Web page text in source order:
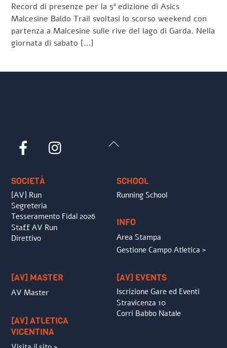
Record di presenze per la 5ª edizione di Asics
Malcesine Baldo Trail svoltasi lo scorso weekend con
partenza a Malcesine sulle rive del lago di Garda. Nella
giornata di sabato […]
Back
Facebook
SOCIETÀ
[AV] Run
Segreteria
Tesseramento Fidal 2026
Staff AV Run
Direttivo
SCHOOL
Running School
INFO
Area Stampa
Gestione Campo Atletica >
[AV] MASTER
AV Master
[AV] ATLETICA
VICENTINA
[AV] EVENTS
Iscrizione Gare ed Eventi
Stravicenza 10
Corri Babbo Natale